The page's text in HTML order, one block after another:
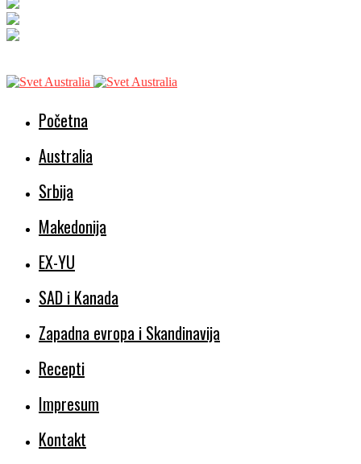
Početna
Australia
Srbija
Makedonija
EX-YU
SAD i Kanada
Zapadna evropa i Skandinavija
Recepti
Impresum
Kontakt